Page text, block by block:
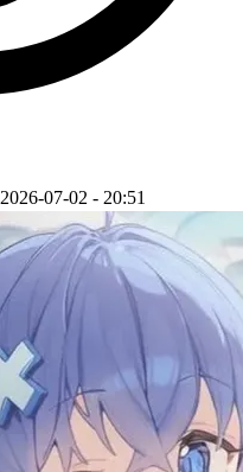
2026-07-02 - 20:51